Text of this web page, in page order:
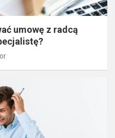
umowę z radcą